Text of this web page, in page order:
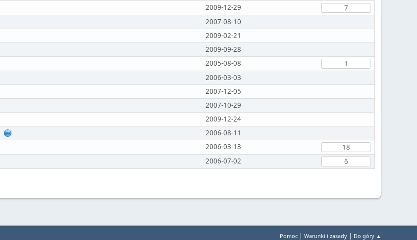
2009-12-29
7
2007-08-10
2009-02-21
2009-09-28
2005-08-08
1
2006-03-03
2007-12-05
2007-10-29
2009-12-24
2006-08-11
2006-03-13
18
2006-07-02 6
Pomoc | Warunki i zasady | Do góry ▲